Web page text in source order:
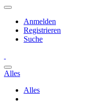
Anmelden
Registrieren
Suche
Alles
Alles